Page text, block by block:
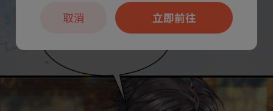
立即前往
取消